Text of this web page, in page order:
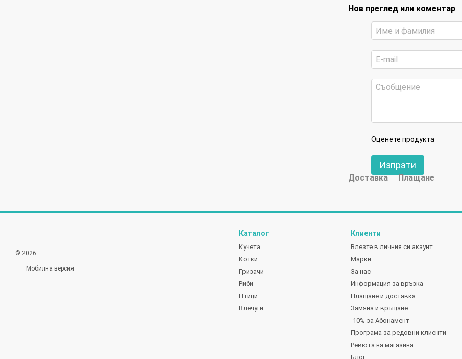
Нов преглед или коментар
Оценете продукта
Изпрати
Доставка Плащане
© 2026
Мобилна версия
Каталог
Кучета
Котки
Гризачи
Риби
Птици
Влечуги
Клиенти
Влезте в личния си акаунт
Марки
За нас
Информация за връзка
Плащане и доставка
Замяна и връщане
-10% за Абонамент
Програма за редовни клиенти
Ревюта на магазина
Блог